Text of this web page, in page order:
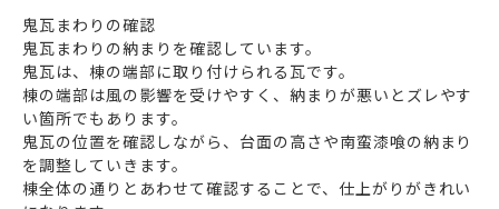
鬼瓦まわりの確認
鬼瓦まわりの納まりを確認しています。
鬼瓦は、棟の端部に取り付けられる瓦です。
棟の端部は風の影響を受けやすく、納まりが悪いとズレやす
い箇所でもあります。
鬼瓦の位置を確認しながら、台面の高さや南蛮漆喰の納まり
を調整していきます。
棟全体の通りとあわせて確認することで、仕上がりがきれい